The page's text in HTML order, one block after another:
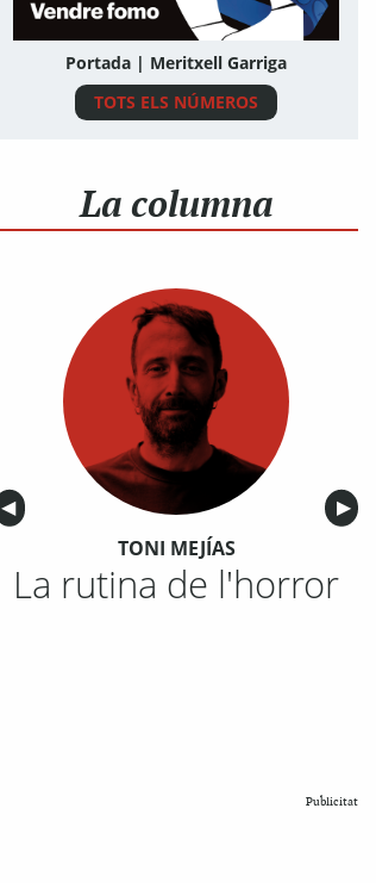
Portada | Meritxell Garriga
TOTS ELS NÚMEROS
La columna
Anterior
◀︎ ▶︎
TONI MEJÍAS
La rutina de l'horror
Publicitat